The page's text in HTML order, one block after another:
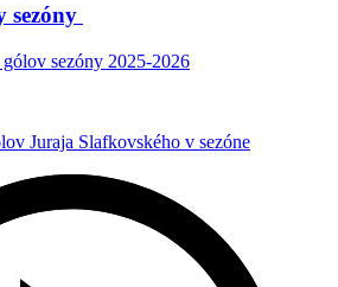
sezóny
sezóny 2025-2026